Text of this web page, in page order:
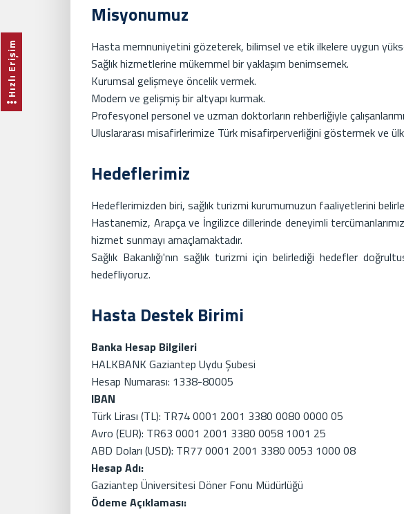
Hızlı Erişim
Misyonumuz
Hasta memnuniyetini gözeterek, bilimsel ve etik ilkelere uygun
Sağlık hizmetlerine mükemmel bir yaklaşım benimsemek.
Kurumsal gelişmeye öncelik vermek.
Modern ve gelişmiş bir altyapı kurmak.
Profesyonel personel ve uzman doktorların rehberliğiyle
Uluslararası misafirlerimize Türk misafirperverliğini göstermek ve
Hedeflerimiz
Hedeflerimizden biri, sağlık turizmi kurumumuzun faaliyetlerini
Hastanemiz, Arapça ve İngilizce dillerinde deneyimli
hizmet sunmayı amaçlamaktadır.
Sağlık Bakanlığı'nın sağlık turizmi için belirlediği hedefler
hedefliyoruz.
Hasta Destek Birimi
Banka Hesap Bilgileri
HALKBANK Gaziantep Uydu Şubesi
Hesap Numarası: 1338-80005
IBAN
Türk Lirası (TL): TR74 0001 2001 3380 0080 0000 05
Avro (EUR): TR63 0001 2001 3380 0058 1001 25
ABD Doları (USD): TR77 0001 2001 3380 0053 1000 08
Hesap Adı:
Gaziantep Üniversitesi Döner Fonu Müdürlüğü
Ödeme Açıklaması: